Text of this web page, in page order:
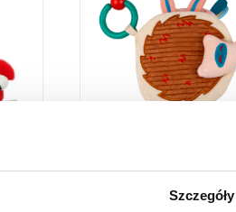
Szczegóły
Pluszowa książeczka
sensoryczna